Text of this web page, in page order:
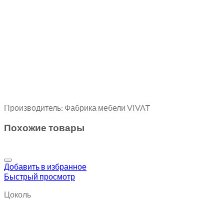
Производитель: Фабрика мебели VIVAT
Похожие товары
Добавить в избранное
Быстрый просмотр
Цоколь